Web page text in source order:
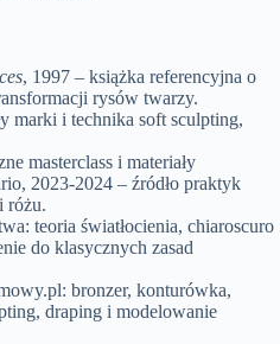
, 1997 – książka referencyjna o
rysów twarzy.
marki i technika soft sculpting,
masterclass i materiały
2023-2024 – źródło praktyk
różu.
teoria światłocienia, chiaroscuro
do klasycznych zasad
bronzer, konturówka,
draping i modelowanie